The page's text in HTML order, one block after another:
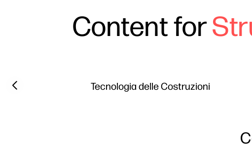
Content for
Filter category
Tecnologia delle Costruzioni
Previous slide